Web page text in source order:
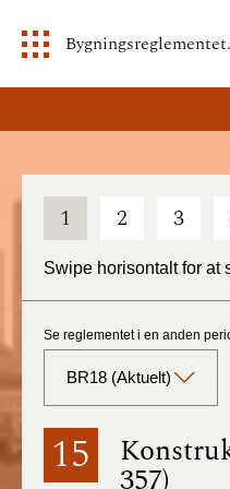
1 2 3
Swipe horisontalt for at
15 357)
Se reglementet i en anden
BR18 (Aktuelt)
BR18 (Aktuelt)